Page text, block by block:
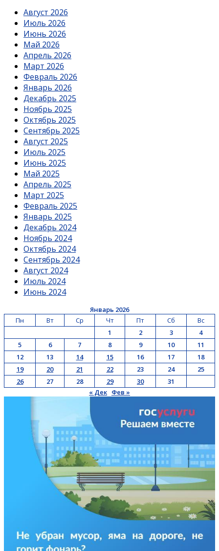
Август 2026
Июль 2026
Июнь 2026
Май 2026
Апрель 2026
Март 2026
Февраль 2026
Январь 2026
Декабрь 2025
Ноябрь 2025
Октябрь 2025
Сентябрь 2025
Август 2025
Июль 2025
Июнь 2025
Май 2025
Апрель 2025
Март 2025
Февраль 2025
Январь 2025
Декабрь 2024
Ноябрь 2024
Октябрь 2024
Сентябрь 2024
Август 2024
Июль 2024
Июнь 2024
Январь 2026
Пн
Вт Ср Чт Пт Сб
Вс
1
2 3
4
5
6 7 8 9 10
11
12
13 14 15 16 17
18
19
20 21 22 23 24
25
26
27 28 29 30
31
« Дек Фев »